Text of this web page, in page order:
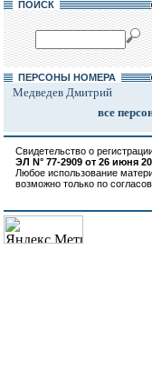
ПОИСК
ПЕРСОНЫ НОМЕРА
Медведев Дмитрий
все
Свидетельство о
ЭЛ N° 77-2909 от 26 июня
Любое использование
возможно только по